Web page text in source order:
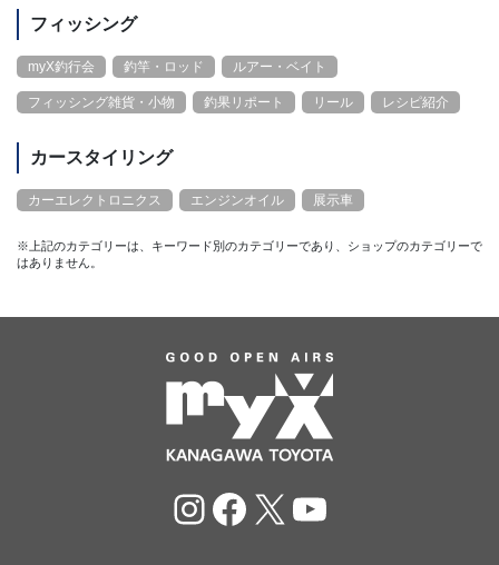
フィッシング
myX釣行会 釣竿・ロッド ルアー・ベイト
フィッシング雑貨・小物 釣果リポート リール レシピ紹介
カースタイリング
カーエレクトロニクス エンジンオイル 展示車
※上記のカテゴリーは、キーワード別のカテゴリーであり、ショップのカテゴリーで
はありません。
Instagram
Facebook
X YouTube